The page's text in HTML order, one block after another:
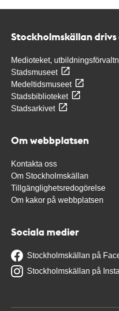
Stockholmskällan drivs
Medioteket,
Stadsmuseet
Medeltidsmuseet
Stadsbiblioteket
Stadsarkivet
Om webbplatsen
Kontakta oss
Om Stockholmskällan
Tillgänglighetsredogörelse
Om kakor på webbplatsen
Sociala medier
Stockholmskällan på
Stockholmskällan på